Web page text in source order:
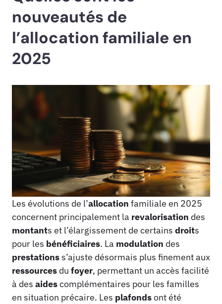
nouveautés de
l’allocation familiale en
2025
Les évolutions de l’allocation familiale en 2025
concernent principalement la revalorisation des
montants et l’élargissement de certains droits
pour les bénéficiaires. La modulation des
prestationss’ajuste désormais plus finement aux
ressources du foyer, permettant un accès facilité
à des aidescomplémentaires pour les familles
en situation précaire. Les plafondsont été